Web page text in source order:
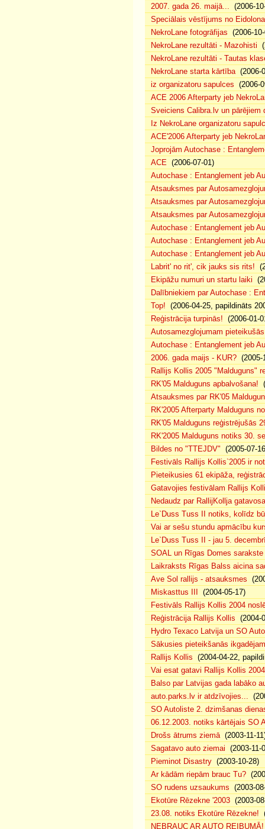
2007. gada 26. maijā... (2006-
Speciālais vēstījums no Eidolona
NekroLane fotogrāfijas (2006-
NekroLane rezultāti - Mazohisti
NekroLane rezultāti - Tautas
NekroLane starta kārtība(2006-
iz organizatoru sapulces (2006-
ACE 2006 Afterparty jeb
Sveiciens Calibra.lv un pārējiem
Iz NekroLane organizatoru
ACE'2006 Afterparty jeb
Joprojām Autochase :
ACE (2006-07-01)
Autochase : Entanglement jeb
Atsauksmes par
Atsauksmes par
Atsauksmes par
Autochase : Entanglement jeb
Autochase : Entanglement jeb
Autochase : Entanglement jeb
Labrit' no rit', cik jauks sis rits!
Ekipāžu numuri un startu laiki
Dalībniekiem par Autochase :
Top! (2006-04-25, papildināts
Reģistrācija turpinās! (2006-01-
Autosamezglojumam
Autochase : Entanglement jeb
2006. gada maijs - KUR? (2005-
Rallijs Kollis 2005 "Malduguns"
RK'05 Malduguns apbalvošana!
Atsauksmes par RK'05
RK'2005 Afterparty Malduguns
RK'05 Malduguns reģistrējušās
RK'2005 Malduguns notiks 30.
Bildes no "TTEJDV" (2005-07-
Festivāls Rallijs Kollis`2005 ir
Pieteikusies 61 ekipāža,
Gatavojies festivālam Rallijs
Nedaudz par RallijKollja
Le`Duss Tuss II notiks, kolīdz
Vai ar sešu stundu apmācību
Le`Duss Tuss II - jau 5.
SOAL un Rīgas Domes
Laikraksts Rīgas Balss aicina
Ave Sol rallijs - atsauksmes
Miskasttus III
(2004-05-17)
Festivāls Rallijs Kollis 2004
Reģistrācija Rallijs Kollis (2004-
Hydro Texaco Latvija un SO
Sākusies pieteikšanās
Rallijs Kollis (2004-04-22,
Vai esat gatavi Rallijs Kollis
Balso par Latvijas gada labāko
auto.parks.lv ir atdzīvojies...
SO Autoliste 2. dzimšanas
06.12.2003. notiks kārtējais SO
Drošs ātrums ziemā(2003-11-
Sagatavo auto ziemai (2003-11-
Pieminot Disastry (2003-10-28)
Ar kādām riepām brauc Tu?
SO rudens uzsaukums (2003-
Ekotūre Rēzekne '2003 (2003-
23.08. notiks Ekotūre Rēzekne!
NEBRAUC AR AUTO REIBUMĀ!